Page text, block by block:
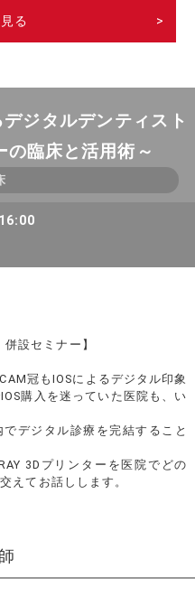
る >
ジタルデンティスト
の臨床と活用術～
設セミナー】
冠もIOSによるデジタル印象
購入を迷っていた医院も、い
デジタル診療を完結すること
3Dプリンターを医院でどの
えてお話しします。